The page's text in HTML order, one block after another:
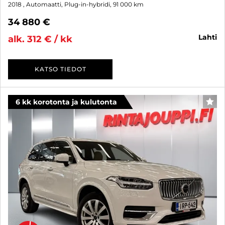
2018 , Automaatti, Plug-in-hybridi, 91 000 km
34 880 €
alk. 312 € / kk
lahti
KATSO TIEDOT
6 kk korotonta ja kulutonta